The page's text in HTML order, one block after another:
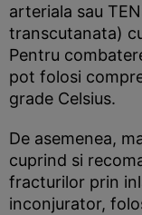
arteriala sau
transcutanata)
Pentru
pot folosi
grade Celsius.
De asemenea,
cuprind si
fracturilor prin
inconjurator,